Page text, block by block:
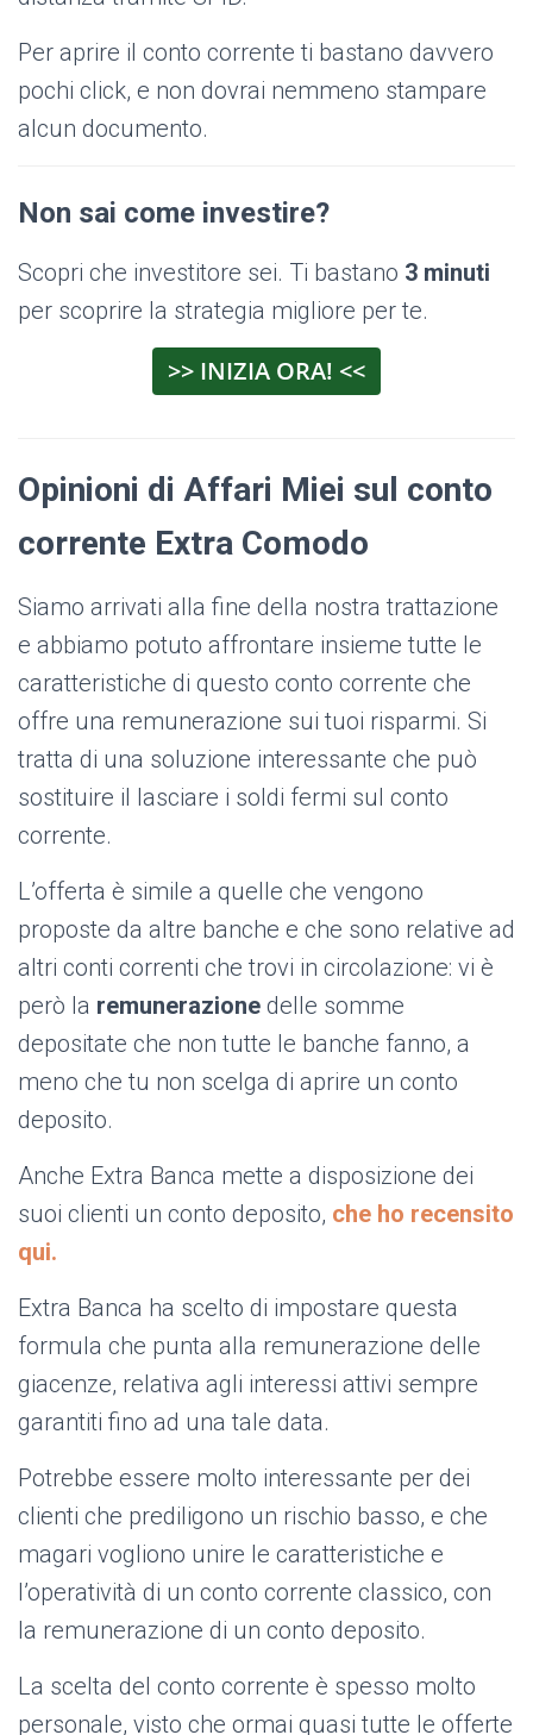
Per aprire il conto corrente ti bastano davvero
pochi click, e non dovrai nemmeno stampare
alcun documento.
Non sai come investire?
Scopri che investitore sei. Ti bastano 3 minuti
per scoprire la strategia migliore per te.
>> INIZIA ORA! <<
Opinioni di Affari Miei sul conto
corrente Extra Comodo
Siamo arrivati alla fine della nostra trattazione
e abbiamo potuto affrontare insieme tutte le
caratteristiche di questo conto corrente che
offre una remunerazione sui tuoi risparmi. Si
tratta di una soluzione interessante che può
sostituire il lasciare i soldi fermi sul conto
corrente.
L’offerta è simile a quelle che vengono
proposte da altre banche e che sono relative ad
altri conti correnti che trovi in circolazione: vi è
però la remunerazione delle somme
depositate che non tutte le banche fanno, a
meno che tu non scelga di aprire un conto
deposito.
Anche Extra Banca mette a disposizione dei
suoi clienti un conto deposito, che ho recensito
qui.
Extra Banca ha scelto di impostare questa
formula che punta alla remunerazione delle
giacenze, relativa agli interessi attivi sempre
garantiti fino ad una tale data.
Potrebbe essere molto interessante per dei
clienti che prediligono un rischio basso, e che
magari vogliono unire le caratteristiche e
l’operatività di un conto corrente classico, con
la remunerazione di un conto deposito.
La scelta del conto corrente è spesso molto
personale, visto che ormai quasi tutte le offerte